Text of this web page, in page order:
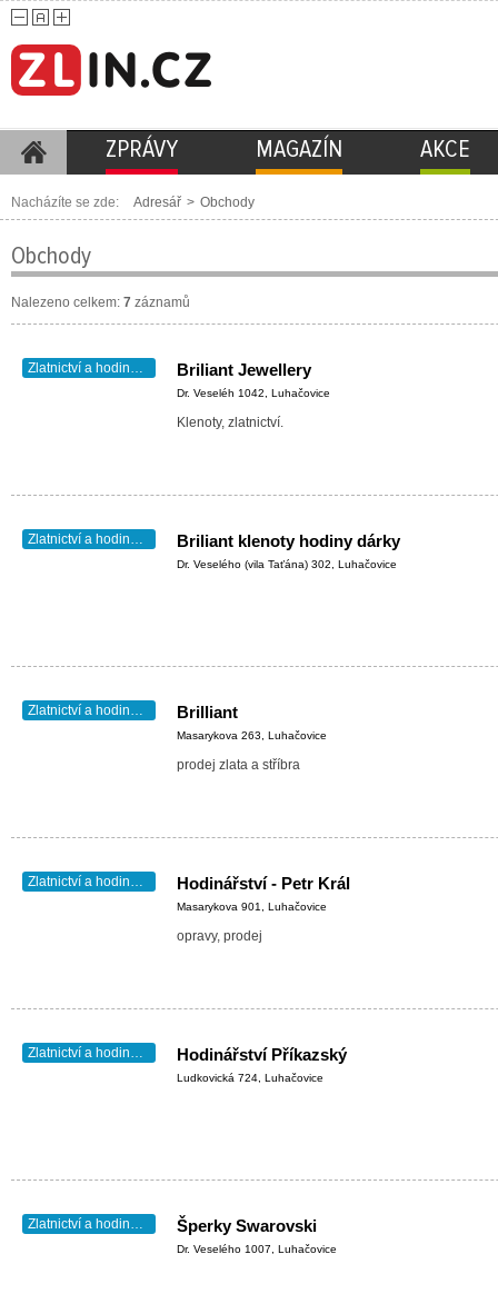
ZPRÁVY MAGAZÍN AKCE
Nacházíte se zde: Adresář > Obchody
Obchody
Nalezeno celkem: 7 záznamů
Zlatnictví a hodinářství Briliant Jewellery
Dr. Veseléh 1042, Luhačovice
Klenoty, zlatnictví.
Zlatnictví a hodinářství Briliant klenoty hodiny dárky
Dr. Veselého (vila Taťána) 302, Luhačovice
Zlatnictví a hodinářství Brilliant
Masarykova 263, Luhačovice
prodej zlata a stříbra
Zlatnictví a hodinářství Hodinářství - Petr Král
Masarykova 901, Luhačovice
opravy, prodej
Zlatnictví a hodinářství Hodinářství Příkazský
Ludkovická 724, Luhačovice
Zlatnictví a hodinářství Šperky Swarovski
Dr. Veselého 1007, Luhačovice